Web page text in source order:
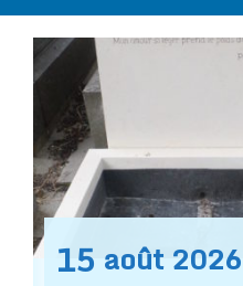
15 août 2026